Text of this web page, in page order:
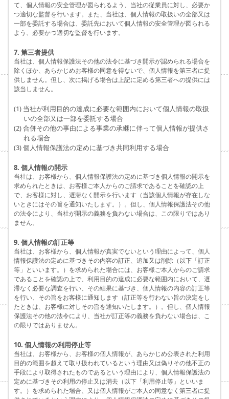
て、個人情報の安全管理が図られるよう、当社の従業員に対し、必要か
つ適切な監督を行います。また、当社は、個人情報の取扱いの全部又は
一部を委託する場合は、委託先において個人情報の安全管理が図られる
よう、必要かつ適切な監督を行います。
7. 第三者提供
当社は、個人情報保護法その他の法令に基づき開示が認められる場合を
除くほか、あらかじめお客様の同意を得ないで、個人情報を第三者に提
供しません。但し、次に掲げる場合は上記に定める第三者への提供には
該当しません。
(1) 当社が利用目的の達成に必要な範囲内において個人情報の取扱
いの全部又は一部を委託する場合
(2) 合併その他の事由による事業の承継に伴って個人情報が提供さ
れる場合
(3) 個人情報保護法の定めに基づき共同利用する場合
8. 個人情報の開示
当社は、お客様から、個人情報保護法の定めに基づき個人情報の開示を
求められたときは、お客様ご本人からのご請求であることを確認の上
で、お客様に対し、遅滞なく開示を行います（当該個人情報が存在しな
いときにはその旨を通知いたします。）。但し、個人情報保護法その他
の法令により、当社が開示の義務を負わない場合は、この限りではあり
ません。
9. 個人情報の訂正等
当社は、お客様から、個人情報が真実でないという理由によって、個人
情報保護法の定めに基づきその内容の訂正、追加又は削除（以下「訂正
等」といいます。）を求められた場合には、お客様ご本人からのご請求
であることを確認の上で、利用目的の達成に必要な範囲内において、遅
滞なく必要な調査を行い、その結果に基づき、個人情報の内容の訂正等
を行い、その旨をお客様に通知します（訂正等を行わない旨の決定をし
たときは、お客様に対しその旨を通知いたします。）。但し、個人情報
保護法その他の法令により、当社が訂正等の義務を負わない場合は、こ
の限りではありません。
10. 個人情報の利用停止等
当社は、お客様から、お客様の個人情報が、あらかじめ公表された利用
目的の範囲を超えて取り扱われているという理由又は偽りその他不正の
手段により取得されたものであるという理由により、個人情報保護法の
定めに基づきその利用の停止又は消去（以下「利用停止等」といいま
す。）を求められた場合、又は個人情報がご本人の同意なく第三者に提